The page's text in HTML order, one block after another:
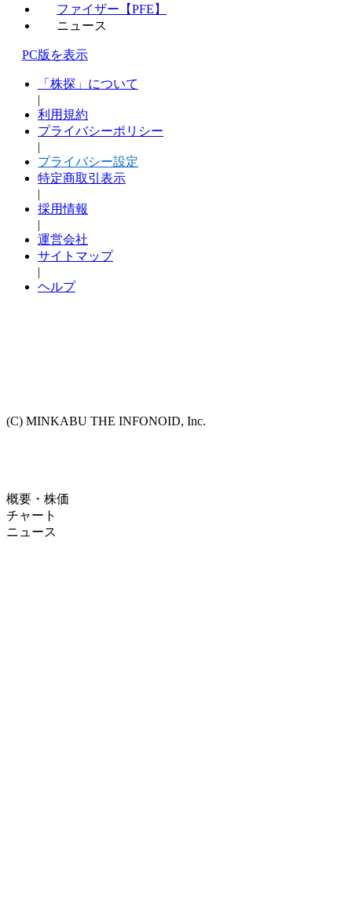
ファイザー【PFE】
ニュース
PC版を表示
「株探」について
|
利用規約
プライバシーポリシー
|
プライバシー設定
特定商取引表示
|
採用情報
|
運営会社
サイトマップ
|
ヘルプ
(C) MINKABU THE INFONOID, Inc.
概要・株価
チャート
ニュース